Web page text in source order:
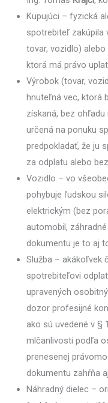
Kupujúci – fyzická
spotrebiteľ zakúpila
tovar, vozidlo)
ktorá má právo
Výrobok (tovar,
hnuteľná vec, ktorá
získaná, bez
určená na ponuku
predpokladať, že ju
za odplatu alebo
Vozidlo – vo
pohybuje ľudskou
elektrickým (bez
automobil,
dokumentu je to aj
Služba – akákoľvek
spotrebiteľovi
upravených
dozor profesijné
ako sú uvedené v §
mlčanlivosti podľa
prenesenej
dokumentu zahŕňa
Náhradný dielec –